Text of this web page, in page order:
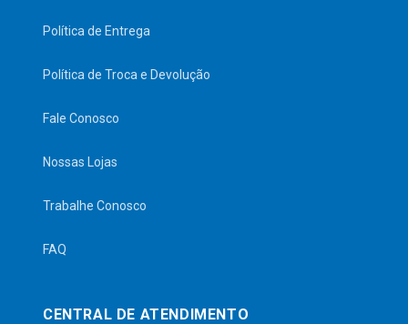
Política de Entrega
Política de Troca e Devolução
Fale Conosco
Nossas Lojas
Trabalhe Conosco
FAQ
CENTRAL DE ATENDIMENTO